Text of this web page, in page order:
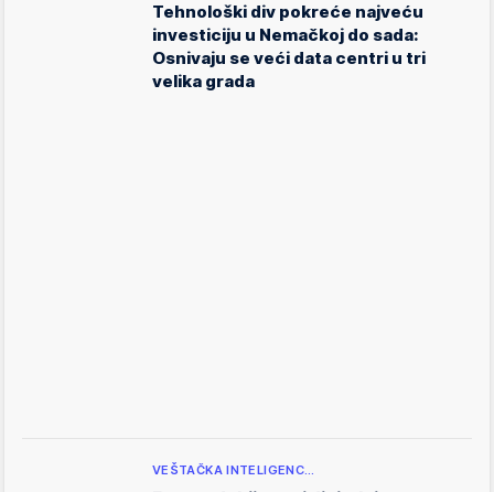
Tehnološki div pokreće najveću
investiciju u Nemačkoj do sada:
Osnivaju se veći data centri u tri
velika grada
VEŠTAČKA INTELIGENC…